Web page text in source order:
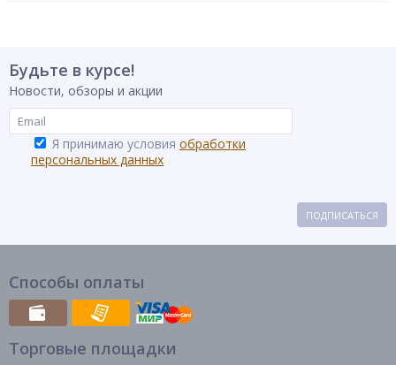
Будьте в курсе!
Новости, обзоры и акции
Я принимаю условия обработки
персональных данных
ПОДПИСАТЬСЯ
Способы оплаты
Торговые площадки